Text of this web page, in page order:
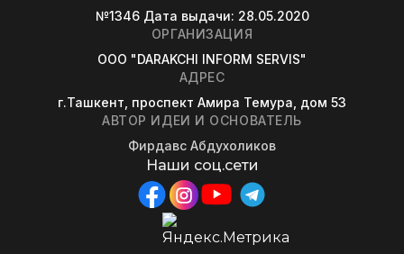
№1346 Дата выдачи: 28.05.2020
ОРГАНИЗАЦИЯ
OOO "DARAKCHI INFORM SERVIS"
АДРЕС
г.Ташкент, проспект Амира Темура, дом 53
АВТОР ИДЕИ И ОСНОВАТЕЛЬ
Фирдавс Абдухоликов
Наши соц.сети